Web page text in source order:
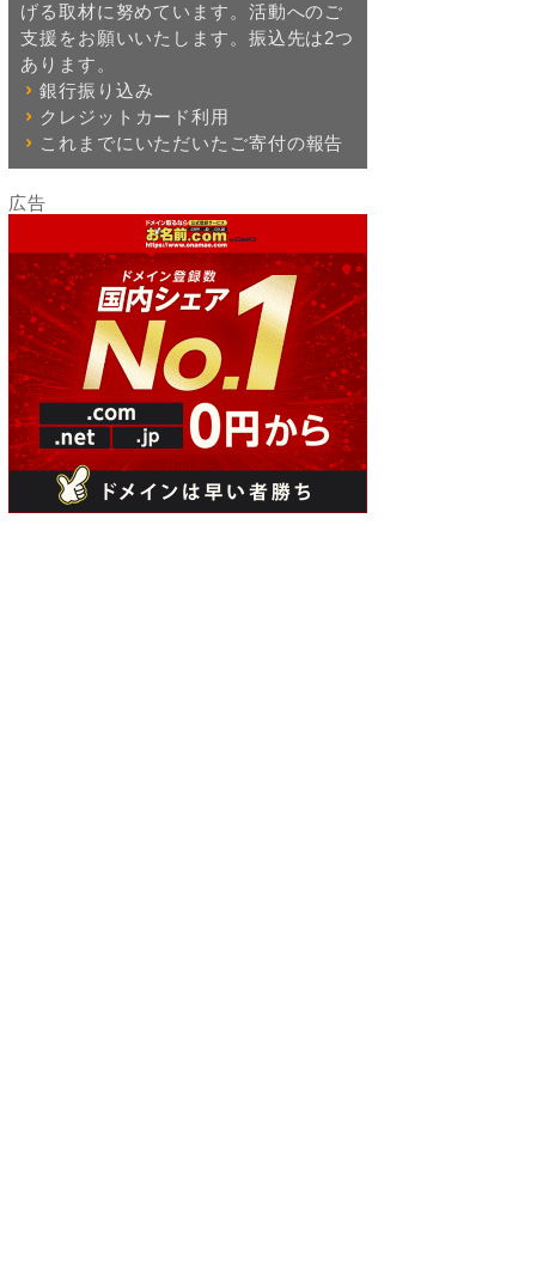
げる取材に努めています。活動へのご
支援をお願いいたします。振込先は2つ
あります。
銀行振り込み
クレジットカード利用
これまでにいただいたご寄付の報告